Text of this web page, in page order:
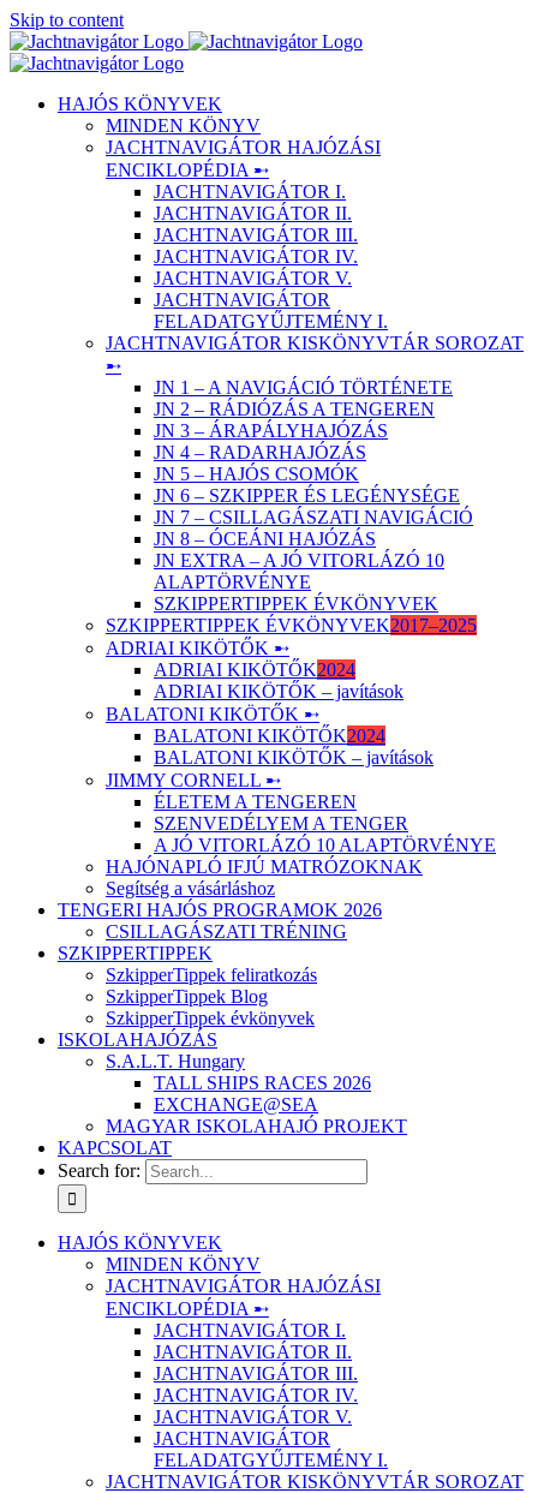
Skip to content
HAJÓS KÖNYVEK
MINDEN KÖNYV
JACHTNAVIGÁTOR HAJÓZÁSI
ENCIKLOPÉDIA ➸
JACHTNAVIGÁTOR I.
JACHTNAVIGÁTOR II.
JACHTNAVIGÁTOR III.
JACHTNAVIGÁTOR IV.
JACHTNAVIGÁTOR V.
JACHTNAVIGÁTOR
FELADATGYŰJTEMÉNY I.
JACHTNAVIGÁTOR KISKÖNYVTÁR SOROZAT
➸
JN 1 – A NAVIGÁCIÓ TÖRTÉNETE
JN 2 – RÁDIÓZÁS A TENGEREN
JN 3 – ÁRAPÁLYHAJÓZÁS
JN 4 – RADARHAJÓZÁS
JN 5 – HAJÓS CSOMÓK
JN 6 – SZKIPPER ÉS LEGÉNYSÉGE
JN 7 – CSILLAGÁSZATI NAVIGÁCIÓ
JN 8 – ÓCEÁNI HAJÓZÁS
JN EXTRA – A JÓ VITORLÁZÓ 10
ALAPTÖRVÉNYE
SZKIPPERTIPPEK ÉVKÖNYVEK
SZKIPPERTIPPEK ÉVKÖNYVEK2017–2025
ADRIAI KIKÖTŐK ➸
ADRIAI KIKÖTŐK2024
ADRIAI KIKÖTŐK – javítások
BALATONI KIKÖTŐK ➸
BALATONI KIKÖTŐK2024
BALATONI KIKÖTŐK – javítások
JIMMY CORNELL ➸
ÉLETEM A TENGEREN
SZENVEDÉLYEM A TENGER
A JÓ VITORLÁZÓ 10 ALAPTÖRVÉNYE
HAJÓNAPLÓ IFJÚ MATRÓZOKNAK
Segítség a vásárláshoz
TENGERI HAJÓS PROGRAMOK 2026
CSILLAGÁSZATI TRÉNING
SZKIPPERTIPPEK
SzkipperTippek feliratkozás
SzkipperTippek Blog
SzkipperTippek évkönyvek
ISKOLAHAJÓZÁS
S.A.L.T. Hungary
TALL SHIPS RACES 2026
EXCHANGE@SEA
MAGYAR ISKOLAHAJÓ PROJEKT
KAPCSOLAT
Search for:
HAJÓS KÖNYVEK
MINDEN KÖNYV
JACHTNAVIGÁTOR HAJÓZÁSI
ENCIKLOPÉDIA ➸
JACHTNAVIGÁTOR I.
JACHTNAVIGÁTOR II.
JACHTNAVIGÁTOR III.
JACHTNAVIGÁTOR IV.
JACHTNAVIGÁTOR V.
JACHTNAVIGÁTOR
FELADATGYŰJTEMÉNY I.
JACHTNAVIGÁTOR KISKÖNYVTÁR SOROZAT